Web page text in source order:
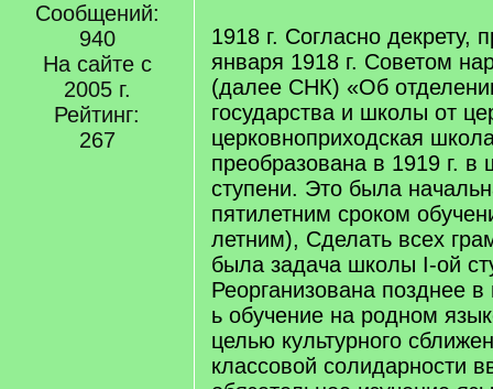
Сообщений:
940
На сайте с
2005 г.
Рейтинг:
267
1918 г. Согласно декрету,
января 1918 г. Советом
(далее СНК) «Об
государства и школы от
церковноприходская
преобразована в 1919 г. в
ступени. Это была
пятилетним сроком
летним), Сделать всех
была задача школы I-ой
Реорганизована позднее
ь обучение на родном
целью культурного
классовой солидарности